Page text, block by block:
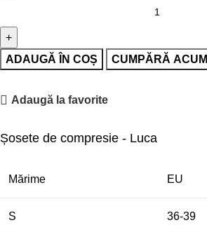
ADAUGĂ ÎN COȘ CUMPĂRĂ ACUM
Adaugă la favorite
Șosete de compresie - Luca
Mărime EU
S 36-39